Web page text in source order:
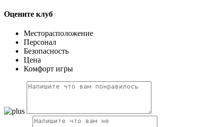
Оцените клуб
Месторасположение
Персонал
Безопасность
Цена
Комфорт игры